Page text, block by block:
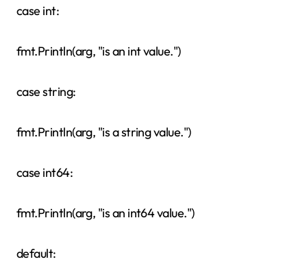
case int:
fmt.Println(arg, "is an int value.")
case string:
fmt.Println(arg, "is a string value.")
case int64:
fmt.Println(arg, "is an int64 value.")
default: